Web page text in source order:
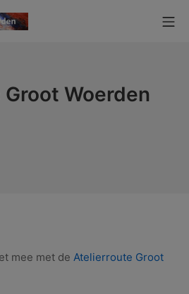
Woerden
mee met de Atelierroute Groot